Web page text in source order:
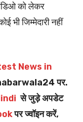
को लेकर
भी जिम्मेदारी नहीं
News in
पर.
से जुड़े अपडेट
पर ज्वॉइन करें,